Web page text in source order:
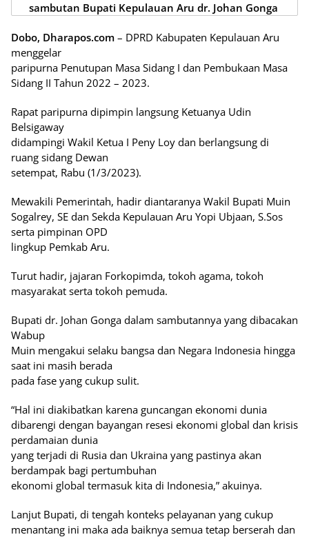
sambutan Bupati Kepulauan Aru dr. Johan Gonga
Dobo, Dharapos.com – DPRD Kabupaten Kepulauan Aru
menggelar
paripurna Penutupan Masa Sidang I dan Pembukaan Masa
Sidang II Tahun 2022 – 2023.
Rapat paripurna dipimpin langsung Ketuanya Udin
Belsigaway
didampingi Wakil Ketua I Peny Loy dan berlangsung di
ruang sidang Dewan
setempat, Rabu (1/3/2023).
Mewakili Pemerintah, hadir diantaranya Wakil Bupati Muin
Sogalrey, SE dan Sekda Kepulauan Aru Yopi Ubjaan, S.Sos
serta pimpinan OPD
lingkup Pemkab Aru.
Turut hadir, jajaran Forkopimda, tokoh agama, tokoh
masyarakat serta tokoh pemuda.
Bupati dr. Johan Gonga dalam sambutannya yang dibacakan
Wabup
Muin mengakui selaku bangsa dan Negara Indonesia hingga
saat ini masih berada
pada fase yang cukup sulit.
“Hal ini diakibatkan karena guncangan ekonomi dunia
dibarengi dengan bayangan resesi ekonomi global dan krisis
perdamaian dunia
yang terjadi di Rusia dan Ukraina yang pastinya akan
berdampak bagi pertumbuhan
ekonomi global termasuk kita di Indonesia,” akuinya.
Lanjut Bupati, di tengah konteks pelayanan yang cukup
menantang ini maka ada baiknya semua tetap berserah dan